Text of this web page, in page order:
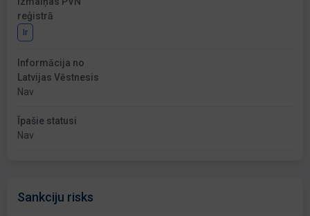
reģistrā
Ir
Informācija no
Latvijas Vēstnesis
Nav
Īpašie statusi
Nav
Sankciju risks